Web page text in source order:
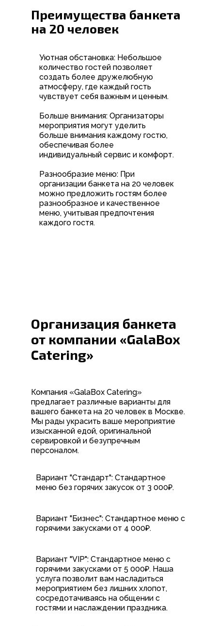
Преимущества банкета
на 20 человек
Уютная обстановка: Небольшое
количество гостей позволяет
создать более дружелюбную
атмосферу, где каждый гость
чувствует себя важным и ценным.
Больше внимания: Организаторы
мероприятия могут уделить
больше внимания каждому гостю,
обеспечивая более
индивидуальный сервис и комфорт.
Разнообразие меню: При
организации банкета на 20 человек
можно предложить гостям более
разнообразное и качественное
меню, учитывая предпочтения
каждого гостя.
Организация банкета
от компании «GalaBox
Catering»
Компания «GalaBox Catering»
предлагает различные варианты для
вашего банкета на 20 человек в Москве.
Мы рады украсить ваше мероприятие
изысканной едой, оригинальной
сервировкой и безупречным
персоналом.
Вариант "Стандарт": Стандартное
меню без горячих закусок от 3 000₽.
Вариант "Бизнес": Стандартное меню с
горячими закусками от 4 000₽.
Вариант "VIP": Стандартное меню с
горячими закусками от 5 000₽. Наша
услуга позволит вам насладиться
мероприятием без лишних хлопот,
сосредотачиваясь на общении с
гостями и наслаждении праздника.